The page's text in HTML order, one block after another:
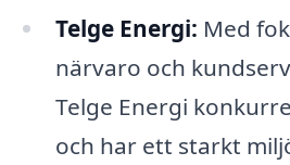
Telge Energi: Med
närvaro och
Telge Energi
och har ett starkt